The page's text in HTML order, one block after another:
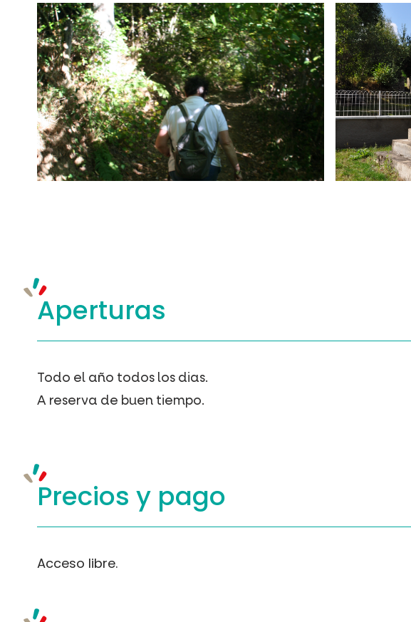
Aperturas
Todo el año todos los dias.
A reserva de buen tiempo.
Precios y pago
Acceso libre.